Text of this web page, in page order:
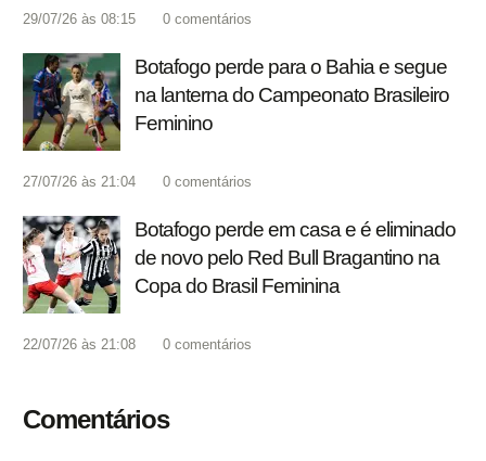
29/07/26 às 08:15 0 comentários
Botafogo perde para o Bahia e segue
na lanterna do Campeonato Brasileiro
Feminino
27/07/26 às 21:04 0 comentários
Botafogo perde em casa e é eliminado
de novo pelo Red Bull Bragantino na
Copa do Brasil Feminina
22/07/26 às 21:08 0 comentários
Comentários